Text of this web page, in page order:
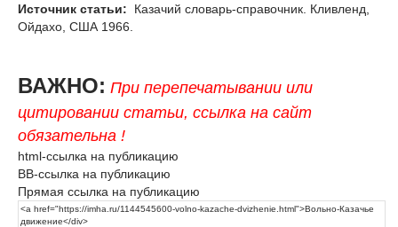
Источник статьи:
Казачий словарь-справочник. Кливленд,
Ойдахо, США 1966.
ВАЖНО: При перепечатывании или
цитировании статьи, ссылка на сайт
обязательна !
html-ссылка на публикацию
BB-ссылка на публикацию
Прямая ссылка на публикацию